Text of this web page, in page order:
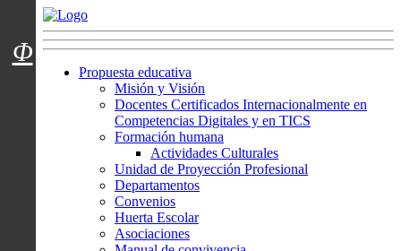
Menú usuarios
Propuesta educativa
Misión y Visión
Docentes Certificados Internacionalmente en
Competencias Digitales y en TICS
Formación humana
Actividades Culturales
Unidad de Proyección Profesional
Departamentos
Convenios
Huerta Escolar
Asociaciones
Φ